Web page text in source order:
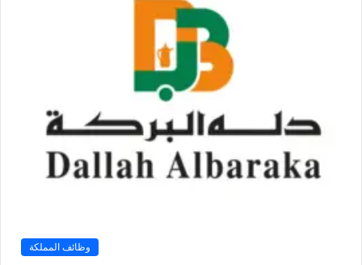
وظائف المملكة